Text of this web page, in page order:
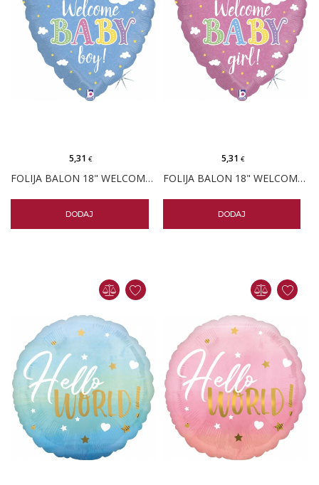
FOLIJA BALON 18" WELCOME BABY BOY OBLACI
5,31€
DODAJ
FOLIJA BALON 18" WELCOME BABY GIRL OBLACI
5,31 €
DODAJ